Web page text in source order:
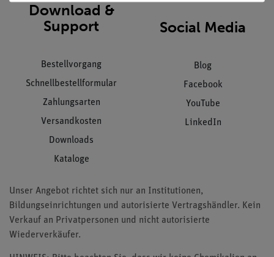
Download &
Support
Bestellvorgang
Schnellbestellformular
Zahlungsarten
Versandkosten
Downloads
Kataloge
Social Media
Blog
Facebook
YouTube
LinkedIn
Unser Angebot richtet sich nur an Institutionen,
Bildungseinrichtungen und autorisierte Vertragshändler. Kein
Verkauf an Privatpersonen und nicht autorisierte
Wiederverkäufer.